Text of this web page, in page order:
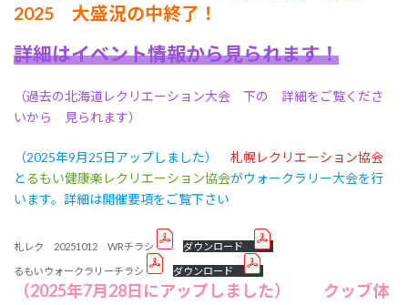
2025 大盛況の中終了！
詳細はイベント情報から見られます！
（過去の北海道レクリエーション大会 下の 詳細をご覧くださ
いから 見られます）
（2025年9月25日アップしました） 札幌レクリエーション協会
とるもい健康楽レクリエーション協会がウォークラリー大会を行
います。詳細は開催要項をご覧下さい
札レク 20251012 WRチラシ ダウンロード
るもいウォークラリーチラシ ダウンロード
（2025年7月28日にアップしました） クッブ体